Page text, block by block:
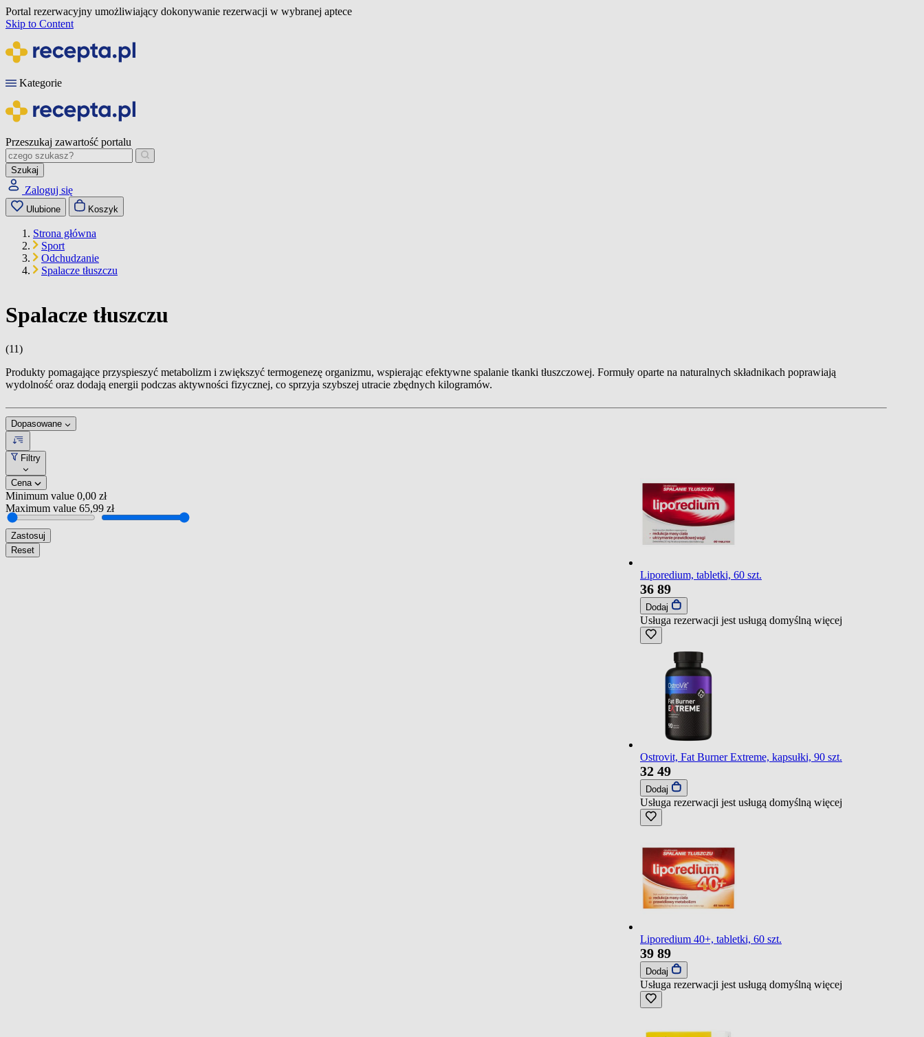
Portal rezerwacyjny umożliwiający dokonywanie rezerwacji w wybranej aptece
Skip to Content
Kategorie
Przeszukaj zawartość portalu
Szukaj
Zaloguj się
Ulubione Koszyk
Strona główna
Sport
Odchudzanie
Spalacze tłuszczu
Spalacze tłuszczu
(11)
Produkty pomagające przyspieszyć metabolizm i zwiększyć termogenezę organizmu, wspierając efektywne spalanie tkanki tłuszczowej. Formuły oparte na naturalnych składnikach poprawiają
wydolność oraz dodają energii podczas aktywności fizycznej, co sprzyja szybszej utracie zbędnych kilogramów.
Dopasowane
Filtry
Cena
Minimum value 0,00 zł
Maximum value 65,99 zł
Zastosuj
Reset
Liporedium, tabletki, 60 szt.
36 89
Dodaj
Usługa rezerwacji jest usługą domyślną więcej
Ostrovit, Fat Burner Extreme, kapsułki, 90 szt.
32 49
Dodaj
Usługa rezerwacji jest usługą domyślną więcej
Liporedium 40+, tabletki, 60 szt.
39 89
Dodaj
Usługa rezerwacji jest usługą domyślną więcej